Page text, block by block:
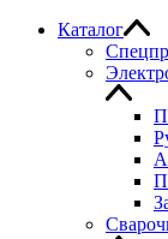
Каталог